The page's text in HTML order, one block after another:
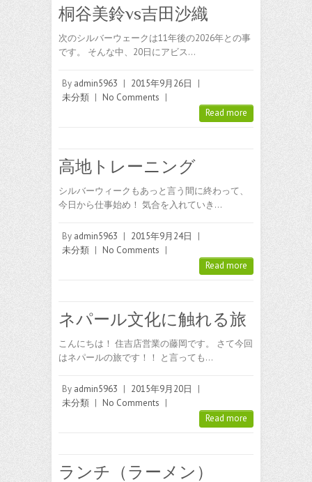
桐谷美鈴vs吉田沙織
次のシルバーウェークは11年後の2026年との事
です。 そんな中、20日にアビス…
By admin5963 | 2015年9月26日
|
未分類 | No Comments |
Read more
高地トレーニング
シルバーウィークもあっと言う間に終わって、
今日から仕事始め！ 気合を入れていき…
By admin5963 | 2015年9月24日
|
未分類 | No Comments |
Read more
ネパール文化に触れる旅
こんにちは！ 住吉店営業の藤岡です。 さて今回
はネパールの旅です！！ と言っても…
By admin5963 | 2015年9月20日
|
未分類 | No Comments |
Read more
ランチ（ラーメン）